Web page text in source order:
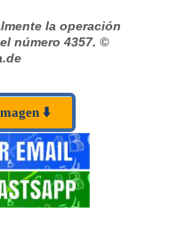
la operación
número 4357. ©
⬇️